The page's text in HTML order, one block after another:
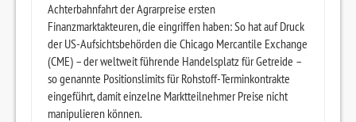
Achterbahnfahrt der Agrarpreise ersten
Finanzmarktakteuren, die eingriffen haben: So hat auf Druck
der US-Aufsichtsbehörden die Chicago Mercantile Exchange
(CME) – der weltweit führende Handelsplatz für Getreide –
so genannte Positionslimits für Rohstoff-Terminkontrakte
eingeführt, damit einzelne Marktteilnehmer Preise nicht
manipulieren können.